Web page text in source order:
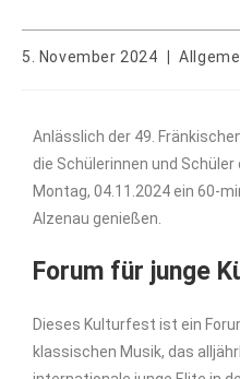
5. November 2024
Anlässlich der 49.
die Schülerinnen und
Montag, 04.11.2024 ein 60-
Alzenau genießen.
Forum für junge
Dieses Kulturfest ist ein
klassischen Musik, das